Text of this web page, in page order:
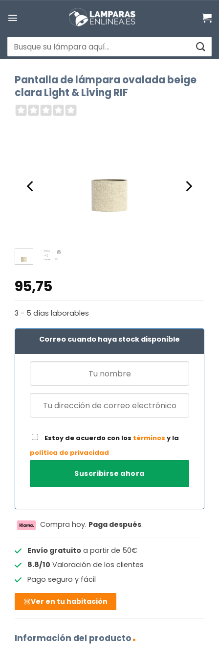
Buscar
por:
Pantalla de lámpara ovalada beige
clara Light & Living RIF
95,75
3 - 5 días laborables
Correo cuando haya stock disponible
Estoy de acuerdo con los términos y la
política de privacidad
Compra hoy. Paga después.
Envío gratuitoa partir de 50€
8.8/10 Valoración de los clientes
Pago seguro y fácil
Ver en tu habitación
Información del producto